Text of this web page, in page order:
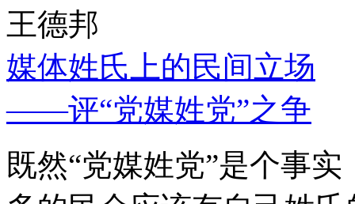
王德邦
媒体姓氏上的民间立场
——评“党媒姓党”之争
既然“党媒姓党”是个事